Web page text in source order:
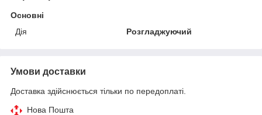
Основні
Дія
Розгладжуючий
Умови доставки
Доставка здійснюється тільки по передоплаті.
Нова Пошта